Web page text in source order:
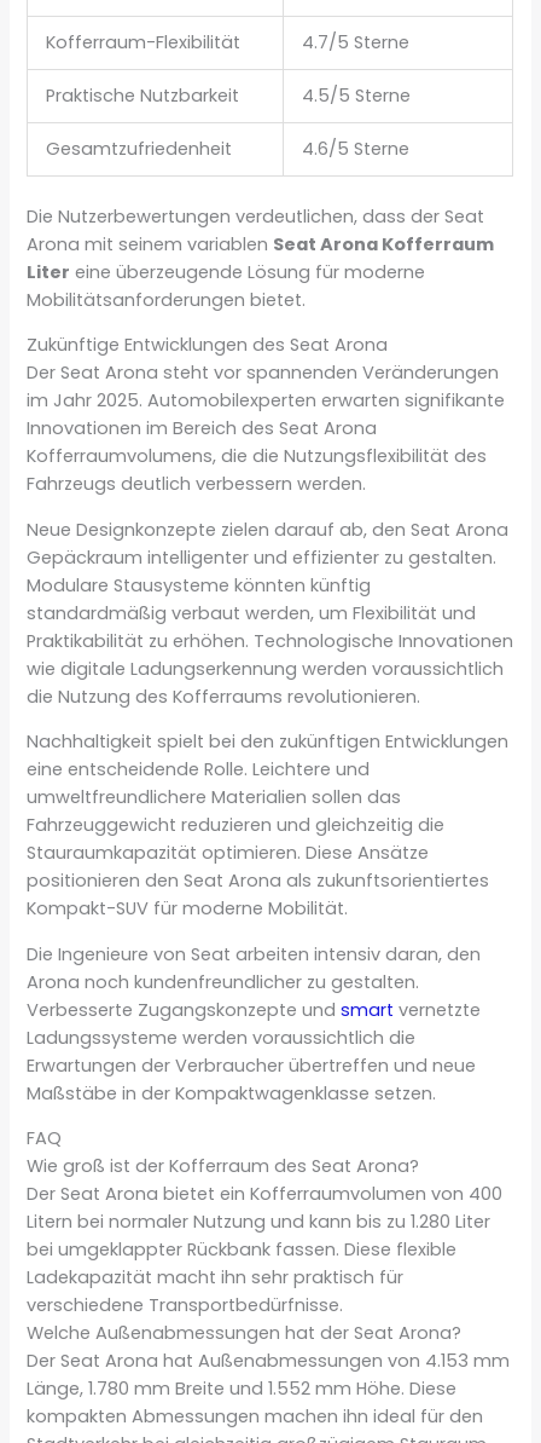
Kofferraum-Flexibilität 4.7/5 Sterne
Praktische Nutzbarkeit 4.5/5 Sterne
Gesamtzufriedenheit 4.6/5 Sterne
Die Nutzerbewertungen verdeutlichen, dass der Seat
Arona mit seinem variablen Seat Arona Kofferraum
Liter eine überzeugende Lösung für moderne
Mobilitätsanforderungen bietet.
Zukünftige Entwicklungen des Seat Arona
Der Seat Arona steht vor spannenden Veränderungen
im Jahr 2025. Automobilexperten erwarten signifikante
Innovationen im Bereich des Seat Arona
Kofferraumvolumens, die die Nutzungsflexibilität des
Fahrzeugs deutlich verbessern werden.
Neue Designkonzepte zielen darauf ab, den Seat Arona
Gepäckraum intelligenter und effizienter zu gestalten.
Modulare Stausysteme könnten künftig
standardmäßig verbaut werden, um Flexibilität und
Praktikabilität zu erhöhen. Technologische Innovationen
wie digitale Ladungserkennung werden voraussichtlich
die Nutzung des Kofferraums revolutionieren.
Nachhaltigkeit spielt bei den zukünftigen Entwicklungen
eine entscheidende Rolle. Leichtere und
umweltfreundlichere Materialien sollen das
Fahrzeuggewicht reduzieren und gleichzeitig die
Stauraumkapazität optimieren. Diese Ansätze
positionieren den Seat Arona als zukunftsorientiertes
Kompakt-SUV für moderne Mobilität.
Die Ingenieure von Seat arbeiten intensiv daran, den
Arona noch kundenfreundlicher zu gestalten.
Verbesserte Zugangskonzepte undsmart vernetzte
Ladungssysteme werden voraussichtlich die
Erwartungen der Verbraucher übertreffen und neue
Maßstäbe in der Kompaktwagenklasse setzen.
FAQ
Wie groß ist der Kofferraum des Seat Arona?
Der Seat Arona bietet ein Kofferraumvolumen von 400
Litern bei normaler Nutzung und kann bis zu 1.280 Liter
bei umgeklappter Rückbank fassen. Diese flexible
Ladekapazität macht ihn sehr praktisch für
verschiedene Transportbedürfnisse.
Welche Außenabmessungen hat der Seat Arona?
Der Seat Arona hat Außenabmessungen von 4.153 mm
Länge, 1.780 mm Breite und 1.552 mm Höhe. Diese
kompakten Abmessungen machen ihn ideal für den